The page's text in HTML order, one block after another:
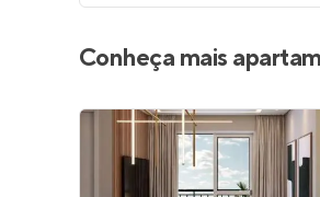
Conheça mais